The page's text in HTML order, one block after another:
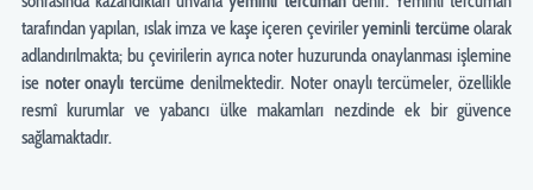
tarafından yapılan, ıslak imza ve kaşe içeren çevirileryeminli tercümeolarak
adlandırılmakta; bu çevirilerin ayrıca noter huzurunda onaylanması işlemine
ise noter onaylı tercüme denilmektedir. Noter onaylı tercümeler, özellikle
resmî kurumlar ve yabancı ülke makamları nezdinde ek bir güvence
sağlamaktadır.